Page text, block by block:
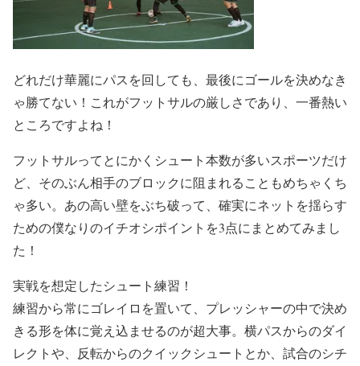
どれだけ華麗にパスを回しても、最後にゴールを決めなき
ゃ勝てない！これがフットサルの厳しさであり、一番熱い
ところですよね！
フットサルってとにかくシュート本数が多いスポーツだけ
ど、そのぶん相手のブロックに阻まれることもめちゃくち
ゃ多い。あの高い壁をぶち破って、確実にネットを揺らす
ための僕なりのイチオシポイントを3点にまとめてみまし
た！
実戦を想定したシュート練習！
練習から常にゴレイロを置いて、プレッシャーの中で決め
きる形を体に覚え込ませるのが超大事。横パスからのダイ
レクトや、反転からのクイックシュートとか、試合のシチ